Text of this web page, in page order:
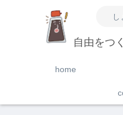
し
自由をつ
home